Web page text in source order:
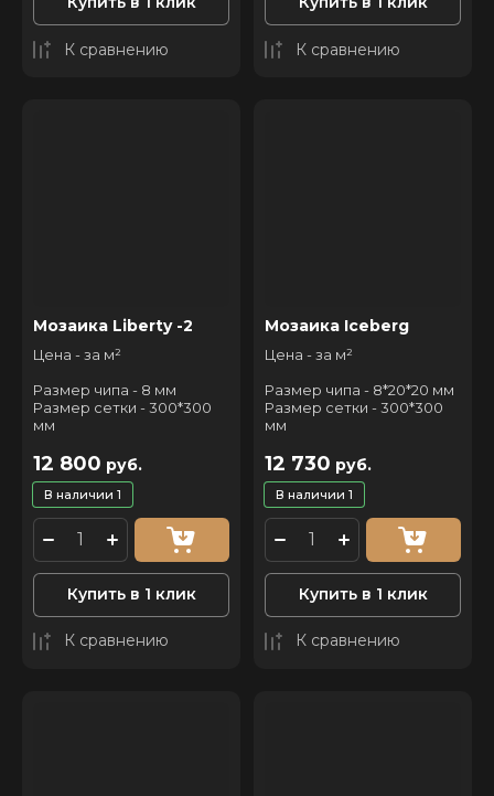
К сравнению К сравнению
Мозаика Liberty -2
Цена - за м²
Размер чипа - 8 мм
Размер сетки - 300*300
мм
В наличии 1
12 800 руб.
Купить в 1 клик
К сравнению
Мозаика Iceberg
Цена - за м²
Размер чипа - 8*20*20 мм
Размер сетки - 300*300
мм
В наличии 1
12 730 руб.
Купить в 1 клик
К сравнению